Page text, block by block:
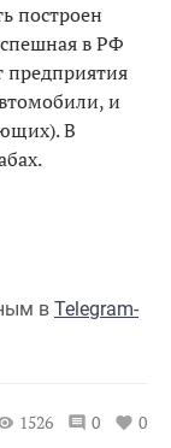
построен
в РФ
предприятия
и
В
в Telegram-
1526 0 0